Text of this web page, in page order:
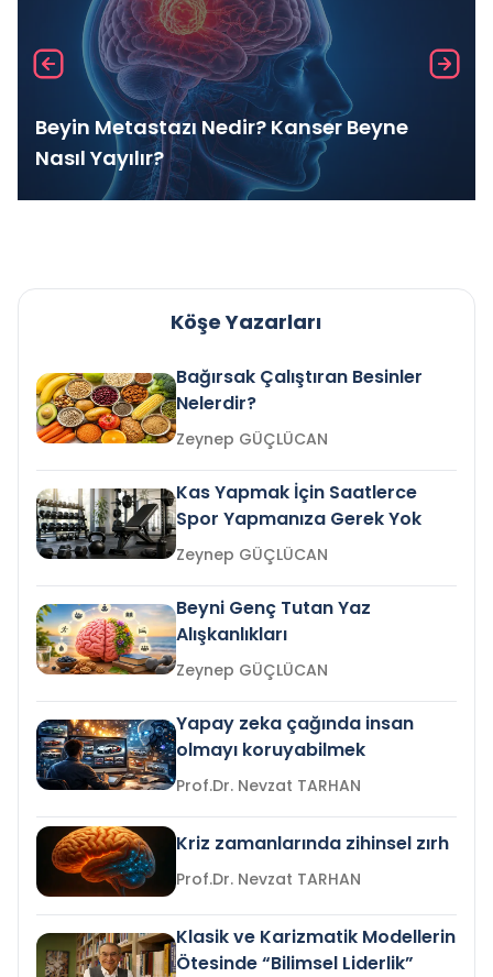
Beyin Metastazı Nedir? Kanser Beyne
Nasıl Yayılır?
Köşe Yazarları
Bağırsak Çalıştıran Besinler
Nelerdir?
Zeynep GÜÇLÜCAN
Kas Yapmak İçin Saatlerce
Spor Yapmanıza Gerek Yok
Zeynep GÜÇLÜCAN
Beyni Genç Tutan Yaz
Alışkanlıkları
Zeynep GÜÇLÜCAN
Yapay zeka çağında insan
olmayı koruyabilmek
Prof.Dr. Nevzat TARHAN
Kriz zamanlarında zihinsel zırh
Prof.Dr. Nevzat TARHAN
Klasik ve Karizmatik Modellerin
Ötesinde “Bilimsel Liderlik”